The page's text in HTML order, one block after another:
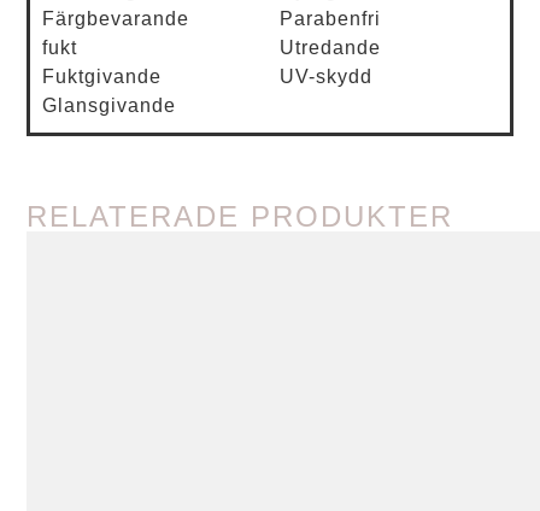
Färgbevarande
fukt
Fuktgivande
Glansgivande
Parabenfri
Utredande
UV-skydd
RELATERADE PRODUKTER